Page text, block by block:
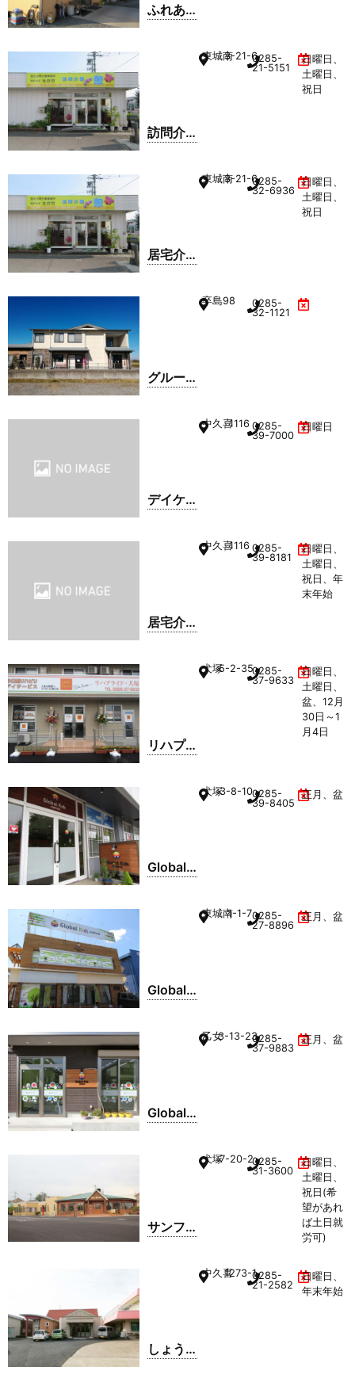
ふれあ
訪問介
東城南3-21-60285-
21-5151
日曜日、
土曜日、
祝日
居宅介
東城南3-21-60285-
32-6936
日曜日、
土曜日、
祝日
グルー
卒島98
0285-
32-1121
デイケ
中久喜1116 0285-
39-7000
日曜日
居宅介
中久喜1116 0285-
39-8181
日曜日、
土曜日、
祝日、年
末年始
リハプ
犬塚5-2-350285-
37-9633
日曜日、
土曜日、
盆、12月
30日～1
月4日
Global
犬塚3-8-100285-
39-8405
正月、盆
Global
東城南1-1-70285-
27-8896
正月、盆
Global
乙女3-13-230285-
37-9883
正月、盆
サンフ
犬塚7-20-20285-
31-3600
日曜日、
土曜日、
祝日(希
望があれ
ば土日就
労可)
しょう
中久喜1273-10285-
21-2582
日曜日、
年末年始